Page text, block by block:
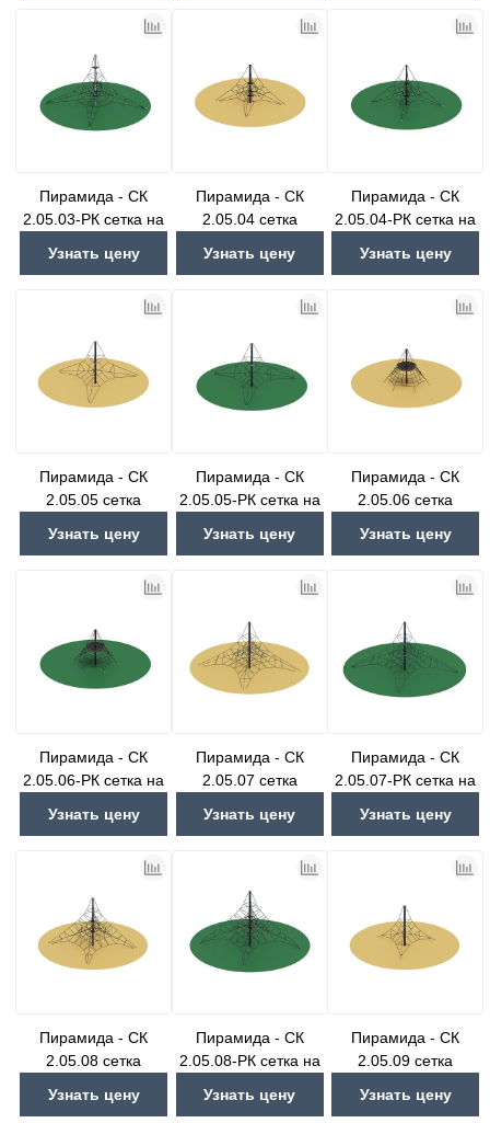
Пирамида - СК
2.05.03-РК сетка на
Узнать цену
Пирамида - СК
2.05.04 сетка
Узнать цену
Пирамида - СК
2.05.04-РК сетка на
Узнать цену
Пирамида - СК
2.05.05 сетка
Узнать цену
Пирамида - СК
2.05.05-РК сетка на
Узнать цену
Пирамида - СК
2.05.06 сетка
Узнать цену
Пирамида - СК
2.05.06-РК сетка на
Узнать цену
Пирамида - СК
2.05.07 сетка
Узнать цену
Пирамида - СК
2.05.07-РК сетка на
Узнать цену
Пирамида - СК
2.05.08 сетка
Узнать цену
Пирамида - СК
2.05.08-РК сетка на
Узнать цену
Пирамида - СК
2.05.09 сетка
Узнать цену